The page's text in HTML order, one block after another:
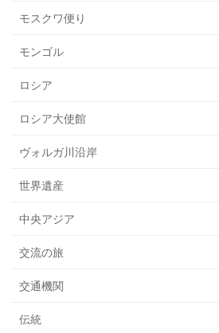
モスクワ便り
モンゴル
ロシア
ロシア大使館
ヴォルガ川沿岸
世界遺産
中央アジア
交流の旅
交通機関
伝統